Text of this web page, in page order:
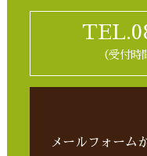
（受付
メールフォーム